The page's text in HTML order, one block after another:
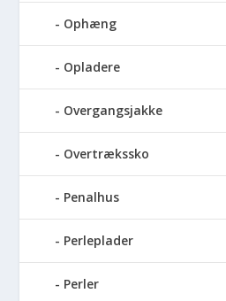
Ophæng
Opladere
Overgangsjakke
Overtrækssko
Penalhus
Perleplader
Perler